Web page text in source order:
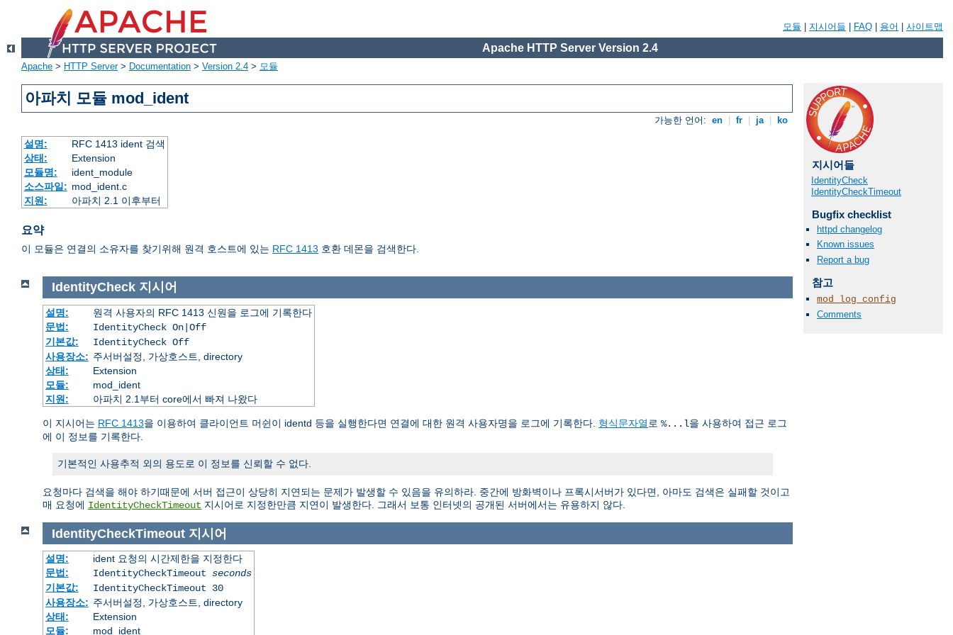
모듈 지시어들 FAQ 용어 사이트맵
Apache HTTP Server Version 2.4
Apache > HTTP Server> Documentation > Version 2.4 > 모듈
아파치 모듈 mod_ident
가능한 언어: en fr ja ko
설명:
RFC 1413 ident 검색
상태:
Extension
모듈명:
ident_module
소스파일: mod_ident.c
지원:
아파치 2.1 이후부터
요약
이 모듈은 연결의 소유자를 찾기위해 원격 호스트에 있는 RFC 1413 호환 데몬을 검색한다.
지시어들
IdentityCheck
IdentityCheckTimeout
Bugfix checklist
httpd changelog
Known issues
Report a bug
참고
mod_log_config
Comments
IdentityCheck 지시어
설명:
원격 사용자의 RFC 1413 신원을 로그에 기록한다
문법:
IdentityCheck On|Off
기본값:
IdentityCheck Off
사용장소: 주서버설정, 가상호스트, directory
상태:
Extension
모듈:
mod_ident
지원:
아파치 2.1부터 core에서 빠져 나왔다
이 지시어는 RFC 1413을 이용하여 클라이언트 머쉰이 identd 등을 실행한다면 연결에 대한 원격 사용자명을 로그에 기록한다. 형식문자열 로 %...l을 사용하여 접근 로그
에 이 정보를 기록한다.
기본적인 사용추적 외의 용도로 이 정보를 신뢰할 수 없다.
요청마다 검색을 해야 하기때문에 서버 접근이 상당히 지연되는 문제가 발생할 수 있음을 유의하라. 중간에 방화벽이나 프록시서버가 있다면, 아마도 검색은 실패할 것이고
매 요청에 IdentityCheckTimeout 지시어로 지정한만큼 지연이 발생한다. 그래서 보통 인터넷의 공개된 서버에서는 유용하지 않다.
IdentityCheckTimeout 지시어
설명:
ident 요청의 시간제한을 지정한다
문법:
IdentityCheckTimeout seconds
기본값:
IdentityCheckTimeout 30
사용장소: 주서버설정, 가상호스트, directory
상태:
Extension
모듈:
mod_ident